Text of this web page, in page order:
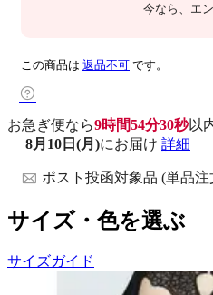
今なら 、エ
この商品は 返品不可 です。
お急ぎ便なら9時間54分29秒以
8月10日(月)にお届け 詳細
ポスト投函対象品 (単品注
サイズ・色を選ぶ
サイズガイド